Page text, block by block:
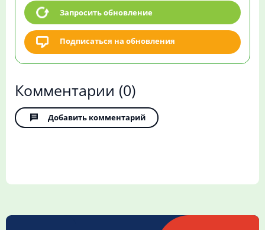
Запросить обновление
Подписаться на обновления
Комментарии (0)
Добавить комментарий